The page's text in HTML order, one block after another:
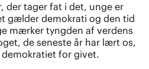
der tager fat i det, unge er
gælder demokrati og den tid
mærker tyngden af verdens
de seneste år har lært os,
demokratiet for givet.